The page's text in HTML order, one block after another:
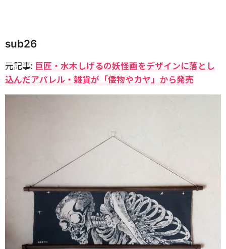
sub26
元記事: 巨匠・水木しげるの妖怪画をデザインに落とし
込んだアパレル・雑貨が「倭物やカヤ」から発売